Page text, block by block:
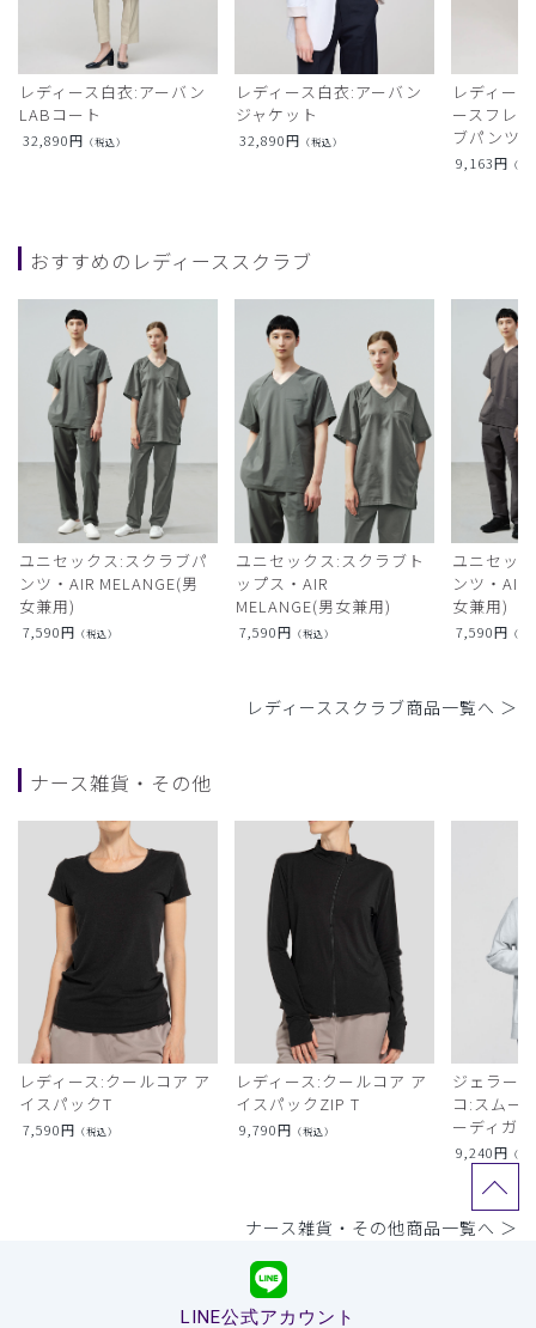
レディース白衣:アーバン
LABコート
32,890円 （税込）
レディース白衣:アーバン
ジャケット
32,890円 （税込）
レディー
ースフレ
ブパンツ)
9,163円 （税
おすすめのレディーススクラブ
ユニセックス:スクラブパ
ンツ・AIR MELANGE(男
女兼用)
7,590円 （税込）
ユニセックス:スクラブト
ップス・AIR
MELANGE(男女兼用)
7,590円 （税込）
ユニセッ
ンツ・AIR
女兼用)
7,590円 （税
レディーススクラブ商品一覧へ ＞
ナース雑貨・その他
レディース:クールコア ア
イスパックT
7,590円 （税込）
レディース:クールコア ア
イスパックZIP T
9,790円 （税込）
ジェラー
コ:スムー
ーディガン
9,240円 （税
ナース雑貨・その他商品一覧へ ＞
LINE公式アカウント